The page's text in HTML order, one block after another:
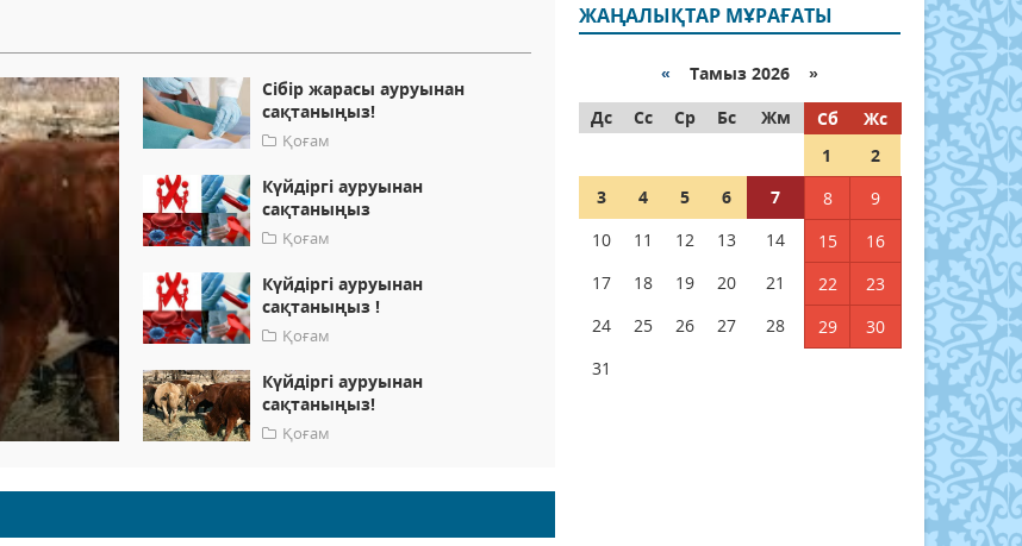
Сібір жарасы ауруынан
сақтаныңыз!
Қоғам
Күйдіргі ауруынан
сақтаныңыз
Қоғам
Күйдіргі ауруынан
сақтаныңыз !
Қоғам
Күйдіргі ауруынан
сақтаныңыз!
Қоғам
ЖАҢАЛЫҚТАР МҰРАҒАТЫ
« Тамыз 2026 »
Дс
Сс Ср Бс Жм Сб
Жс
1
2
3
4 5 6 7 8
9
10
11 12 13 14 15
16
17
18 19 20 21 22
23
24
25 26 27 28 29
30
31